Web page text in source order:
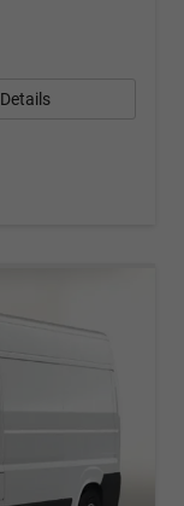
Details